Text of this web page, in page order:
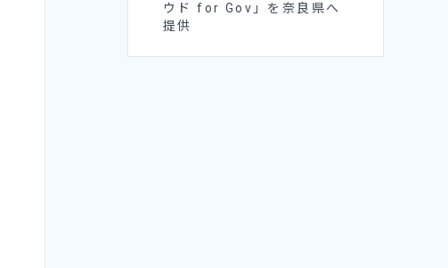
ウド for Gov」を奈良県へ
提供